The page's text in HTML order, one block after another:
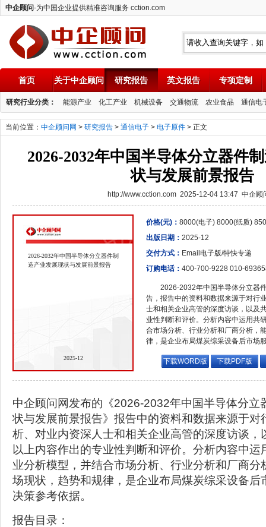
中企顾问-为中国企业提供精准咨询服务 cction.com
中企顾问
首页 关于中企顾问 研究报告 英文报告 专项定制
研究行业分类： 能源产业 化工产业 机械设备 交通物流 农业食品 通信电
当前位置： 中企顾问网 > 研究报告 > 通信电子 > 电子原件 > 正文
2026-2032年中国半导体分立器件
状与发展前景报告
http://www.cction.com 2025-12-04 13:47 中企顾
2026-2032年中国半导体分立器件制
造产业发展现状与发展前景报告
2025-12
价格(元)： 8000(电子) 8000(纸质)
出版日期： 2025-12
交付方式： Email电子版/特快专递
订购电话： 400-700-9228 010-
2026-2032年中国半导体分立器
告，报告中的资料和数据来源于对行
士和相关企业高管的深度访谈，以及
业性判断和评价。分析内容中运用共
合市场分析、行业分析和厂商分析，
律，是企业布局煤炭综采设备后市场
下载WORD版 下载PDF版
中企顾问网发布的《2026-2032年中国半导体分立
状与发展前景报告》报告中的资料和数据来源于对
析、对业内资深人士和相关企业高管的深度访谈，
以上内容作出的专业性判断和评价。分析内容中运
业分析模型，并结合市场分析、行业分析和厂商分
场现状，趋势和规律，是企业布局煤炭综采设备后
决策参考依据。
报告目录：